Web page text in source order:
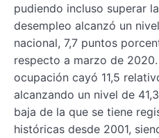
pudiendo incluso superar
desempleo alcanzó un
nacional, 7,7 puntos
respecto a marzo de
ocupación cayó 11,5
alcanzando un nivel de
baja de la que se tiene
históricas desde 2001,